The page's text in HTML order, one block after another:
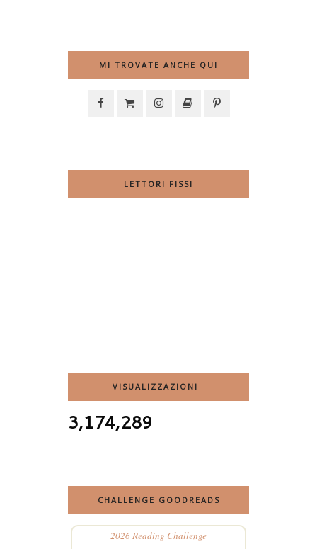
MI TROVATE ANCHE QUI
LETTORI FISSI
VISUALIZZAZIONI
3,174,289
CHALLENGE GOODREADS
2026 Reading Challenge